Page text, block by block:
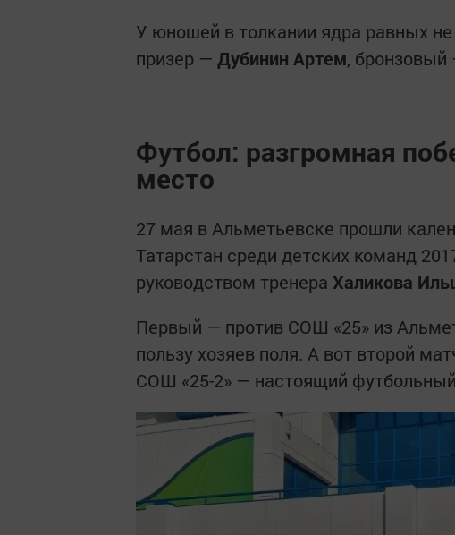
У юношей в толкании ядра равных не
призер — Дубинин Артем, бронзовый
Футбол: разгромная
место
27 мая в Альметьевске прошли
Татарстан среди детских команд
руководством тренера Халикова
Первый — против СОШ «25» из
пользу хозяев поля. А вот второй
СОШ «25-2» — настоящий